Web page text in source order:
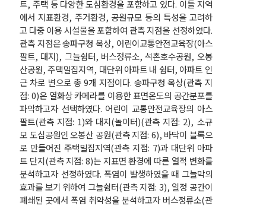
트, 주택 등 다양한 도심환경을 포함하고 있다. 이들 지역
에서 지표환경, 주거환경, 공원규모 등의 특성을 고려하
고 다중 이용 시설물을 포함하여 관측 지점을 선정하였다.
관측 지점은 송파구청 옥상, 어린이교통안전교육장(아스
팔트, 대지), 그늘쉼터, 버스정류소, 석촌호수공원, 오봉
산공원, 주택밀집지역, 대단위 아파트 내 쉼터, 아파트 인
근 차로 변으로 총 9개 지점이다. 송파구청 옥상(관측 지
점: 0)은 열화상 카메라를 이용한 표면온도의 공간분포를
파악하고자 선택하였다. 어린이 교통안전교육장의 아스
팔트(관측 지점: 1)와 대지(놀이터)(관측 지점: 2), 소규
모 도심공원인 오봉산 공원(관측 지점: 6), 바닥이 블록으
로 만들어진 주택밀집지역(관측 지점: 7)과 대단위 아파
트 단지(관측 지점: 8)는 지표면 환경에 따른 열적 변화를
분석하고자 선정하였다. 폭염이 발생하였을 때 그늘막의
효과를 보기 위하여 그늘쉼터(관측 지점: 3), 일정 공간이
폐쇄된 곳에서 폭염 취약성을 분석하고자 버스정류소(관